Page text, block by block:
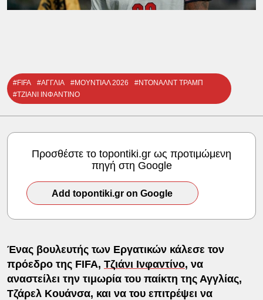
#FIFA #ΑΓΓΛΙΑ #ΜΟΥΝΤΙΑΛ 2026
#ΝΤΟΝΑΛΝΤ ΤΡΑΜΠ
#ΤΖΙΑΝΙ ΙΝΦΑΝΤΙΝΟ
Προσθέστε το topontiki.gr ως προτιμώμενη
πηγή στη Google
Add topontiki.gr on Google
Ένας βουλευτής των Εργατικών κάλεσε τον
πρόεδρο της FIFA, Τζιάνι Ινφαντίνο, να
αναστείλει την τιμωρία του παίκτη της Αγγλίας,
Τζάρελ Κουάνσα, και να του επιτρέψει να